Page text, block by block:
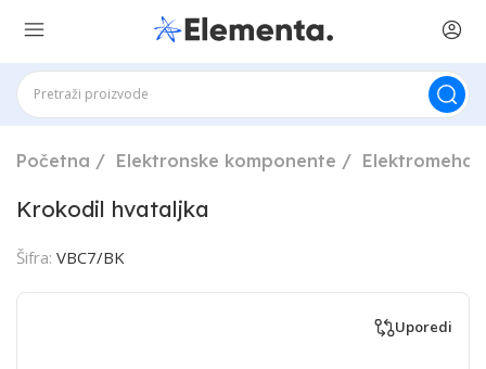
Početna Elektronske komponente
Krokodil hvataljka
Šifra: VBC7/BK
Uporedi